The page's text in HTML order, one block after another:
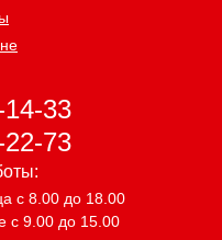
33
73
с 8.00 до 18.00
с 9.00 до 15.00